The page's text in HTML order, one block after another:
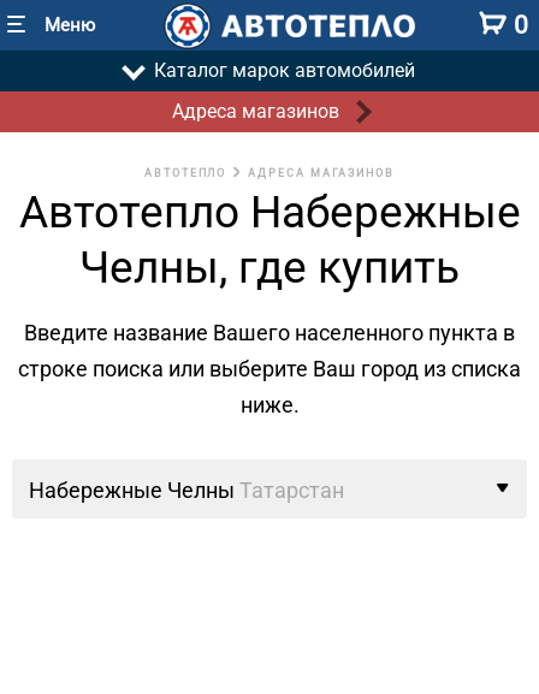
Меню 0
Каталог марок автомобилей
Адреса магазинов
АВТОТЕПЛО АДРЕСА МАГАЗИНОВ
Автотепло Набережные
Челны, где купить
Введите название Вашего населенного пункта в
строке поиска или выберите Ваш город из списка
ниже.
Набережные Челны Татарстан